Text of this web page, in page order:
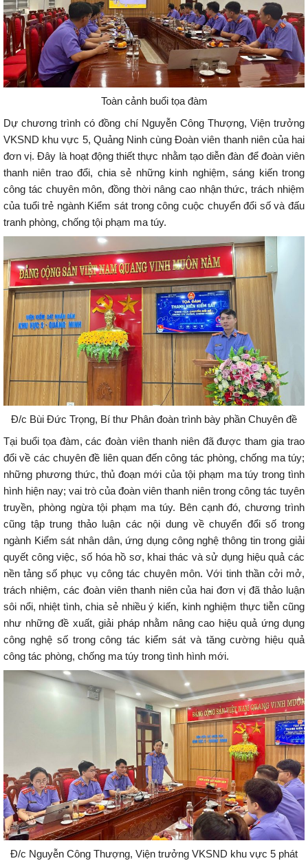
Toàn cảnh buổi tọa đàm
Dự chương trình có đồng chí Nguyễn Công Thượng, Viện trưởng
VKSND khu vực 5, Quảng Ninh cùng Đoàn viên thanh niên của hai
đơn vị. Đây là hoạt động thiết thực nhằm tạo diễn đàn để đoàn viên
thanh niên trao đổi, chia sẻ những kinh nghiệm, sáng kiến trong
công tác chuyên môn, đồng thời nâng cao nhận thức, trách nhiệm
của tuổi trẻ ngành Kiểm sát trong công cuộc chuyển đổi số và đấu
tranh phòng, chống tội phạm ma túy.
Đ/c Bùi Đức Trọng, Bí thư Phân đoàn trình bày phần Chuyên đề
Tại buổi tọa đàm, các đoàn viên thanh niên đã được tham gia trao
đổi về các chuyên đề liên quan đến công tác phòng, chống ma túy;
những phương thức, thủ đoạn mới của tội phạm ma túy trong tình
hình hiện nay; vai trò của đoàn viên thanh niên trong công tác tuyên
truyền, phòng ngừa tội phạm ma túy. Bên cạnh đó, chương trình
cũng tập trung thảo luận các nội dung về chuyển đổi số trong
ngành Kiểm sát nhân dân, ứng dụng công nghệ thông tin trong giải
quyết công việc, số hóa hồ sơ, khai thác và sử dụng hiệu quả các
nền tảng số phục vụ công tác chuyên môn. Với tinh thần cởi mở,
trách nhiệm, các đoàn viên thanh niên của hai đơn vị đã thảo luận
sôi nổi, nhiệt tình, chia sẻ nhiều ý kiến, kinh nghiệm thực tiễn cũng
như những đề xuất, giải pháp nhằm nâng cao hiệu quả ứng dụng
công nghệ số trong công tác kiểm sát và tăng cường hiệu quả
công tác phòng, chống ma túy trong tình hình mới.
Đ/c Nguyễn Công Thượng, Viện trưởng VKSND khu vực 5 phát